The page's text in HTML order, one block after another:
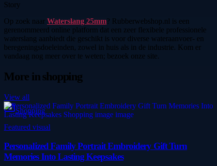
Story
Op zoek naar Waterslang 25mm? Rubberwebshop.nl is een
gerenommeerd online platform dat een zeer flexibele professionele
waterslang aanbiedt die geschikt is voor diverse wateraanvoer- en
beregeningsdoeleinden, zowel in huis als in de industrie. Kom er
vandaag nog meer over te weten; bezoek onze site.
More inshopping
View all
Shopping
Featured visual
Personalized Family Portrait Embroidery Gift Turn
Memories Into Lasting Keepsakes